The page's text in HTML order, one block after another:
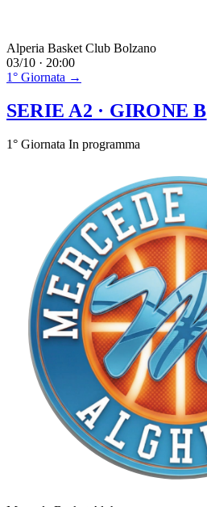
Alperia Basket Club Bolzano
03/10 · 20:00
1° Giornata →
SERIE A2 · GIRONE B
1° Giornata In programma